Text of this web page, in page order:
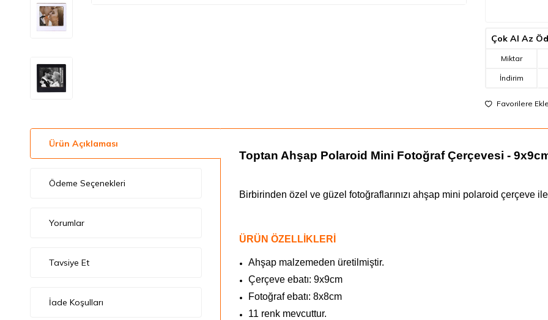
Çok Al Az
Miktar
İndirim
Favorilere
Ürün Açıklaması
Ödeme Seçenekleri
Yorumlar
Tavsiye Et
İade Koşulları
Toptan Ahşap Polaroid Mini Fotoğraf Çerçevesi -
Birbirinden özel ve güzel fotoğraflarınızı ahşap mini polaroid çerçeve
ÜRÜN ÖZELLİKLERİ
Ahşap malzemeden üretilmiştir.
Çerçeve ebatı: 9x9cm
Fotoğraf ebatı: 8x8cm
11 renk mevcuttur.